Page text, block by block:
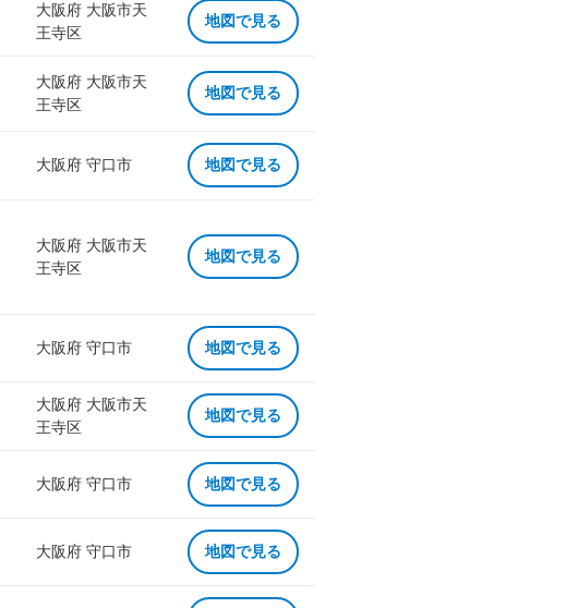
大阪府 大阪市天
王寺区
地図で見る
大阪府 大阪市天
王寺区
地図で見る
大阪府 守口市 地図で見る
大阪府 大阪市天
王寺区
地図で見る
大阪府 守口市 地図で見る
大阪府 大阪市天
王寺区
地図で見る
大阪府 守口市 地図で見る
大阪府 守口市 地図で見る